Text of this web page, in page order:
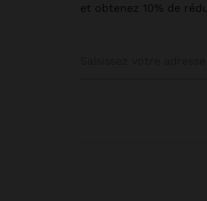
et obtenez 10% de